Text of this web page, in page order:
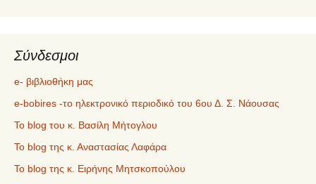
Σύνδεσμοι
e- βιβλιοθήκη μας
e-bobires -το ηλεκτρονικό περιοδικό του 6ου Δ. Σ. Νάουσας
To blog του κ. Βασίλη Μήτογλου
Το blog της κ. Αναστασίας Λαφάρα
Το blog της κ. Ειρήνης Μητσκοπούλου